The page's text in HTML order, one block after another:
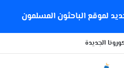
لموقع الباحثون المسلمون
الجديدة